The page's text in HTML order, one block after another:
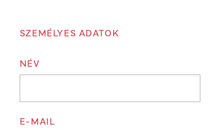
SZEMÉLYES ADATOK
NÉV
E-MAIL